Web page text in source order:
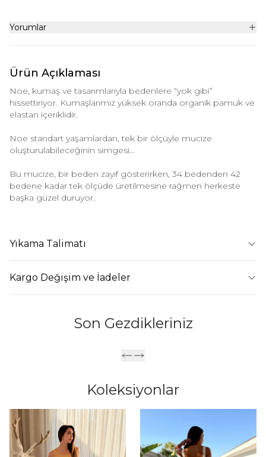
Yorumlar
Ürün Açıklaması
Noe, kumaş ve tasarımlarıyla bedenlere “yok gibi”
hissettiriyor. Kumaşlarımız yüksek oranda organik pamuk ve
elastan içeriklidir.
Noe standart yaşamlardan, tek bir ölçüyle mucize
oluşturulabileceğinin simgesi…
Bu mucize, bir beden zayıf gösterirken, 34 bedenden 42
bedene kadar tek ölçüde üretilmesine rağmen herkeste
başka güzel duruyor.
Yıkama Talimatı
Kargo Değişim ve İadeler
Son Gezdikleriniz
Koleksiyonlar